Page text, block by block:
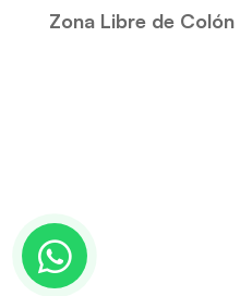
Zona Libre de Colón
© Copyright 2024 |